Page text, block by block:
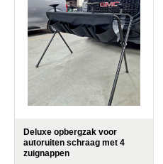
Deluxe opbergzak voor
autoruiten schraag met 4
zuignappen